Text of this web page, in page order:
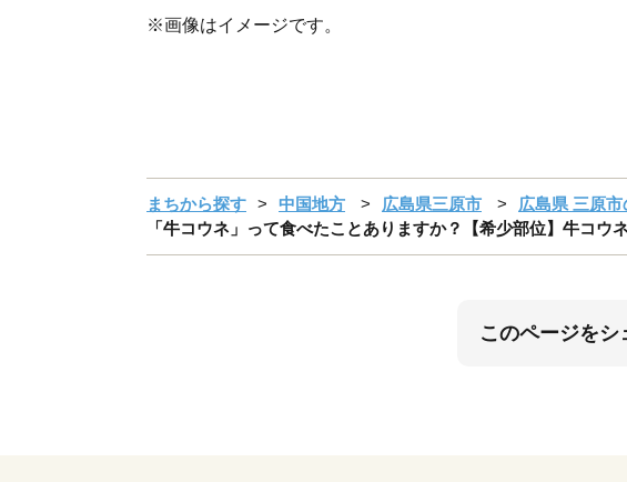
※画像はイメージです。
まちから探す 中国地方 広島県三原市
広島県 三原
「牛コウネ」って食べたことありますか？【希少部位】牛コ
このページをシ